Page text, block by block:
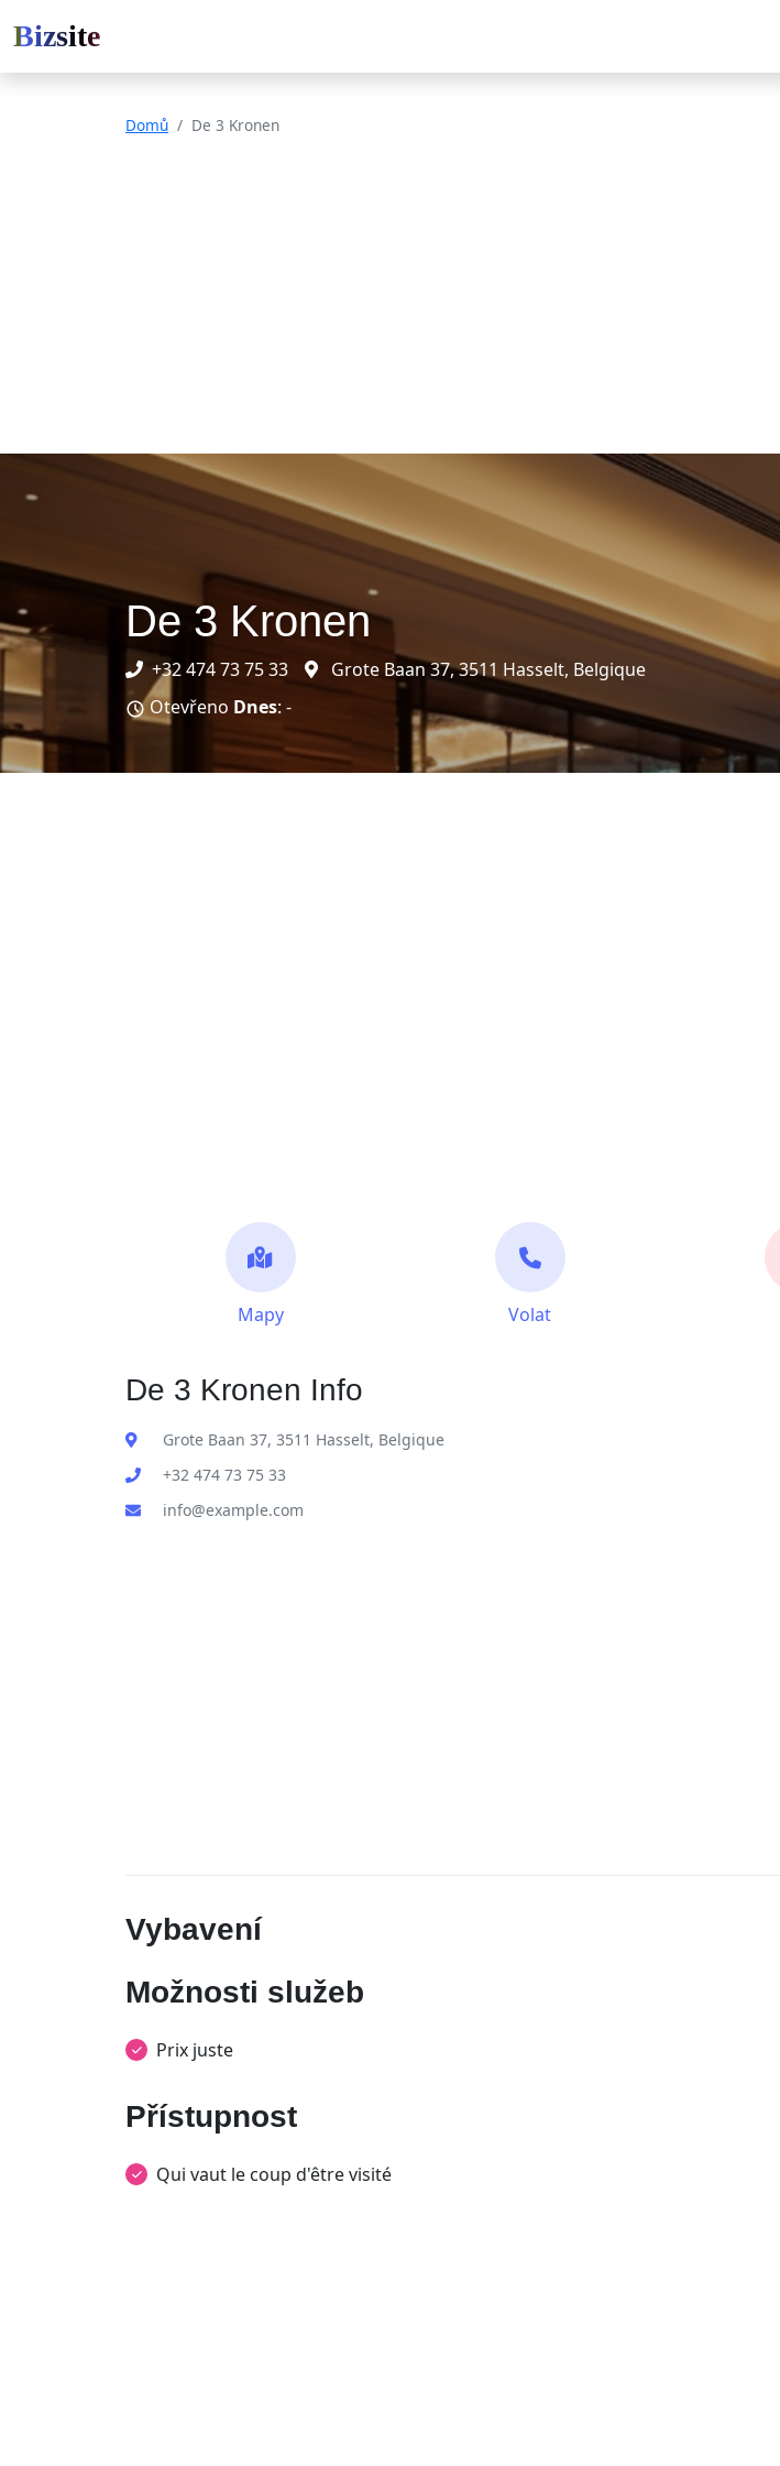
Bizsite
Domů De 3 Kronen
De 3 Kronen
+32 474 73 75 33
Grote Baan 37, 3511 Hasselt, Belgique
Otevřeno Dnes: -
Mapy Volat
De 3 Kronen Info
Grote Baan 37, 3511 Hasselt, Belgique
+32 474 73 75 33
info@example.com
Vybavení
Možnosti služeb
Prix juste
Přístupnost
Qui vaut le coup d'être visité